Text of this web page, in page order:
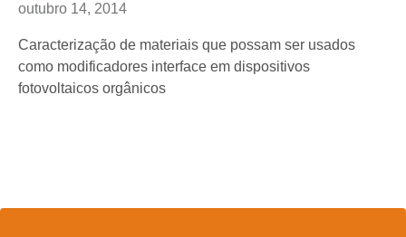
outubro 14, 2014
Caracterização de materiais que possam ser usados
como modificadores interface em dispositivos
fotovoltaicos orgânicos